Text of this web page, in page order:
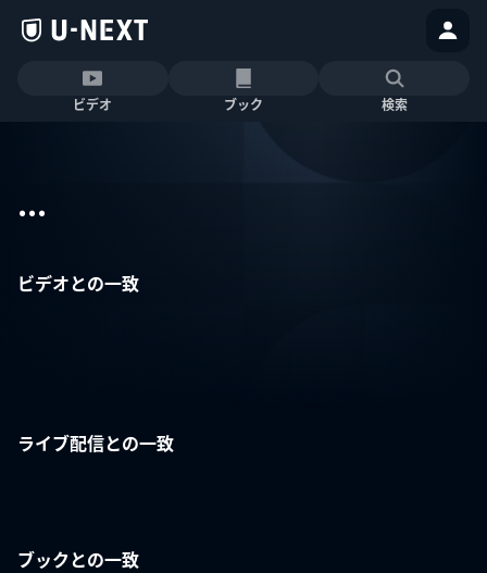
ビデオ ブック 検索
...
ビデオとの一致
ライブ配信との一致
ブックとの一致